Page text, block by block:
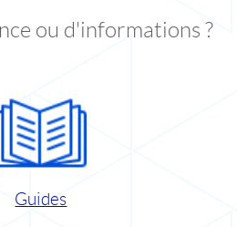
ou d'informations ?
Guides